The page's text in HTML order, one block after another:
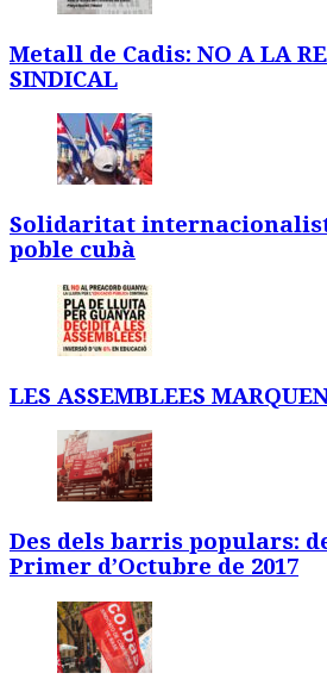
Metall de Cadis: NO A LA
SINDICAL
Solidaritat
poble cubà
LES ASSEMBLEES
Des dels barris populars: de
Primer d’Octubre de 2017